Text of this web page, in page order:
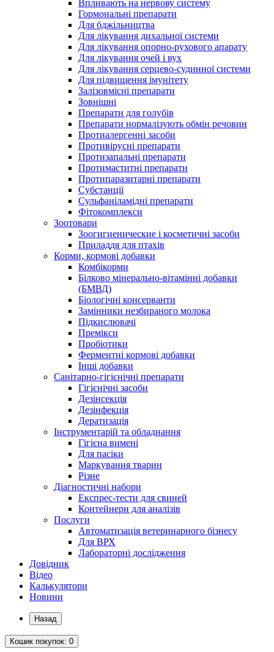
Впливають на нервову систему
Гормональні препарати
Для бджільництва
Для лікування дихальної системи
Для лікування опорно-рухового апарату
Для лікування очей і вух
Для лікування серцево-судинної системи
Для підвищення імунітету
Залізовмісні препарати
Зовнішні
Препарати для голубів
Препарати нормалізують обмін речовин
Протиалергенні засоби
Противірусні препарати
Протизапальні препарати
Протимаститні препарати
Протипаразитарні препарати
Субстанції
Сульфаніламідні препарати
Фітокомплекси
Зоотовари
Зоогигиенические і косметичні засоби
Приладдя для птахів
Корми, кормові добавки
Комбікорми
Білково мінерально-вітамінні добавки
(БМВД)
Біологічні консерванти
Замінники незбираного молока
Підкислювачі
Премікси
Пробіотики
Ферментні кормові добавки
Інші добавки
Санітарно-гігієнічні препарати
Гігієнічні засоби
Дезінсекція
Дезінфекція
Дератизація
Інструментарій та обладнання
Гігієна вимені
Для пасіки
Маркування тварин
Різне
Діагностичні набори
Експрес-тести для свиней
Контейнери для аналізів
Послуги
Автоматизація ветеринарного бізнесу
Для ВРХ
Лабораторні дослідження
Довідник
Відео
Калькулятори
Новини
Назад
Кошик покупок: 0